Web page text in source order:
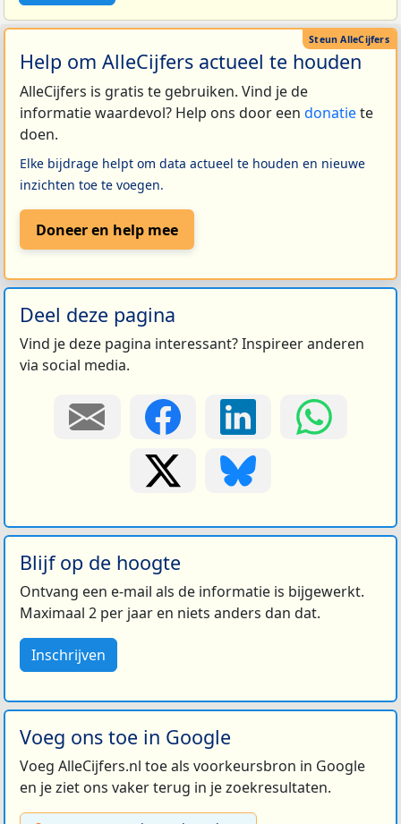
Help om AlleCijfers actueel te houden
AlleCijfers is gratis te gebruiken. Vind je de
informatie waardevol? Help ons door een donatiete
doen.
Elke bijdrage helpt om data actueel te houden en nieuwe
inzichten toe te voegen.
Doneer en help mee
Deel deze pagina
Vind je deze pagina interessant? Inspireer anderen
via social media.
Blijf op de hoogte
Ontvang een e-mail als de informatie is bijgewerkt.
Maximaal 2 per jaar en niets anders dan dat.
Inschrijven
Voeg ons toe in Google
Voeg AlleCijfers.nl toe als voorkeursbron in Google
en je ziet ons vaker terug in je zoekresultaten.